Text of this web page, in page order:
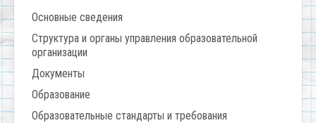
Основные сведения
Структура и органы управления образовательной
организации
Документы
Образование
Образовательные стандарты и требования